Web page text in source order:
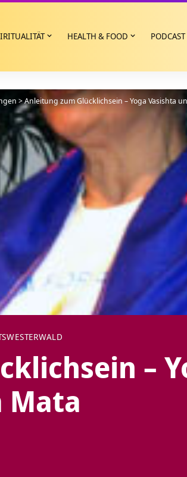
HEALTH & FOOD PODCAST
>Anleitung zum Glücklichsein – Yoga Vasishta
WESTERWALD
–
Mata